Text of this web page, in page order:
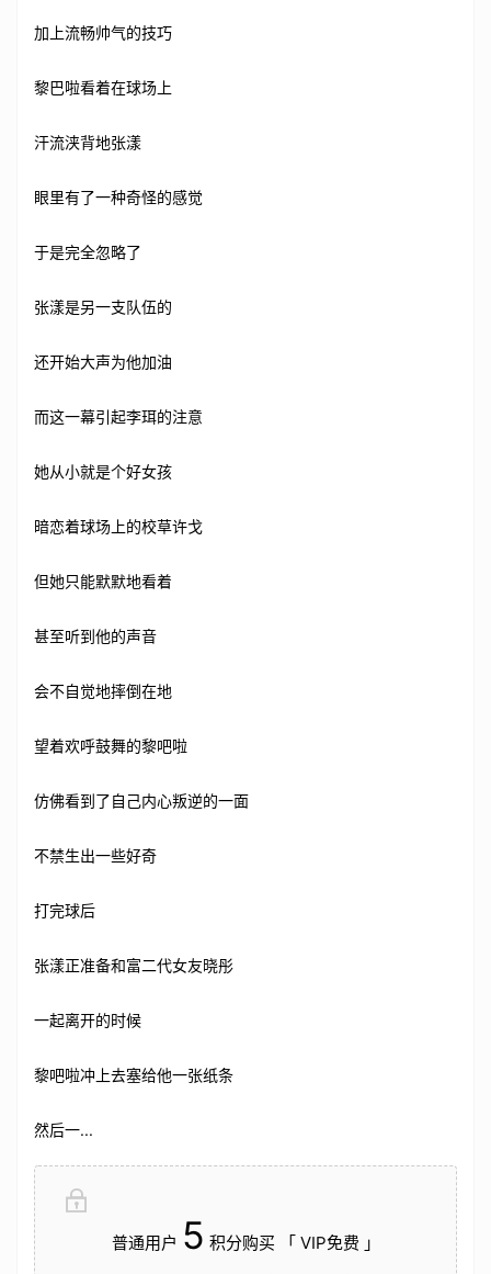
加上流畅帅气的技巧
黎巴啦看着在球场上
汗流浃背地张漾
眼里有了一种奇怪的感觉
于是完全忽略了
张漾是另一支队伍的
还开始大声为他加油
而这一幕引起李珥的注意
她从小就是个好女孩
暗恋着球场上的校草许戈
但她只能默默地看着
甚至听到他的声音
会不自觉地摔倒在地
望着欢呼鼓舞的黎吧啦
仿佛看到了自己内心叛逆的一面
不禁生出一些好奇
打完球后
张漾正准备和富二代女友晓彤
一起离开的时候
黎吧啦冲上去塞给他一张纸条
然后一...
普通用户 5 积分购买 「 VIP免费 」